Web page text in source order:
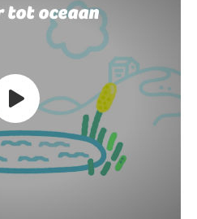
tot oceaan